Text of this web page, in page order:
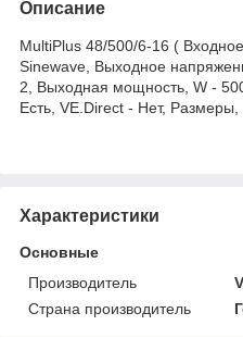
Описание
MultiPlus 48/500/6-16 (
Sinewave, Выходное
2, Выходная мощность, W -
Есть, VE.Direct - Нет,
Характеристики
Основные
Производитель
Страна производитель